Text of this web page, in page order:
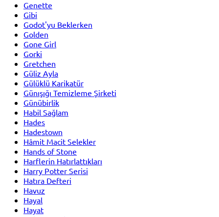
Genette
Gibi
Godot'yu Beklerken
Golden
Gone Girl
Gorki
Gretchen
Güliz Ayla
Gülüklü Karikatür
Günışığı Temizleme Şirketi
Günübirlik
Habil Sağlam
Hades
Hadestown
Hâmit Macit Selekler
Hands of Stone
Harflerin Hatırlattıkları
Harry Potter Serisi
Hatıra Defteri
Havuz
Hayal
Hayat